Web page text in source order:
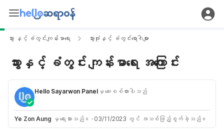
သွား နှင့် ခံတွင်းကျန်းမာရေး သွားဖုံးနှင့် ခံတွင်းရောဂါများ
သွားနှင့် ခံတွင်း ကျန်းမာရေး အကြောင်း
Hello Sayarwon Panelမှ ဆေးစစ်ထားပါသည်
Ye Zon Aung မှ ရေးသားသည်။ · 03/11/2023 တွင် အသစ်ဖြည့်စွက်ခဲ့သည်။